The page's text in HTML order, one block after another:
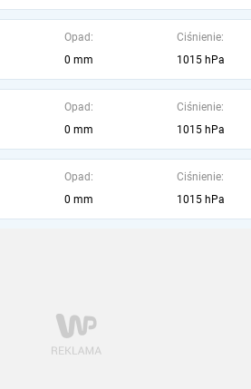
Opad:
0 mm
Ciśnienie:
1015 hPa
Opad:
0 mm
Ciśnienie:
1015 hPa
Opad:
0 mm
Ciśnienie:
1015 hPa